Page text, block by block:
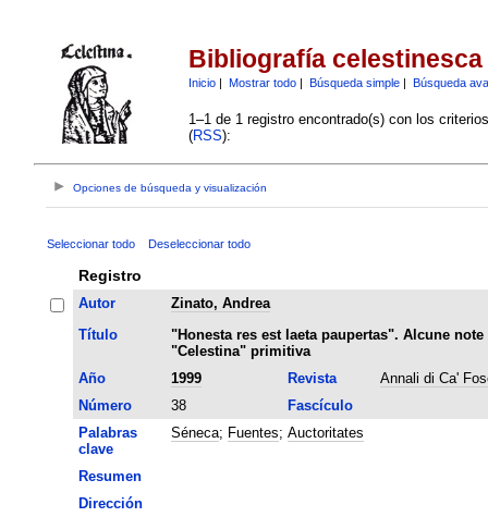
Bibliografía celestinesca
Inicio| Mostrar todo| Búsqueda simple| Búsqueda
1–1 de 1 registro encontrado(s) con los
(RSS):
Opciones de búsqueda y visualización
Seleccionar todo Deseleccionar todo
Registro
Autor
Zinato, Andrea
Título
"Honesta res est laeta paupertas". Alcune
"Celestina" primitiva
Año
1999 Revista
Annali di Ca'
Número
38
Fascículo
Palabras
clave
Séneca; Fuentes; Auctoritates
Resumen
Dirección